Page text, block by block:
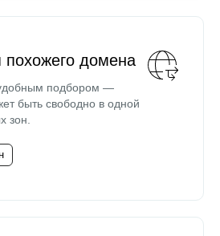
похожего домена
подбором —
быть свободно в одной
зон.